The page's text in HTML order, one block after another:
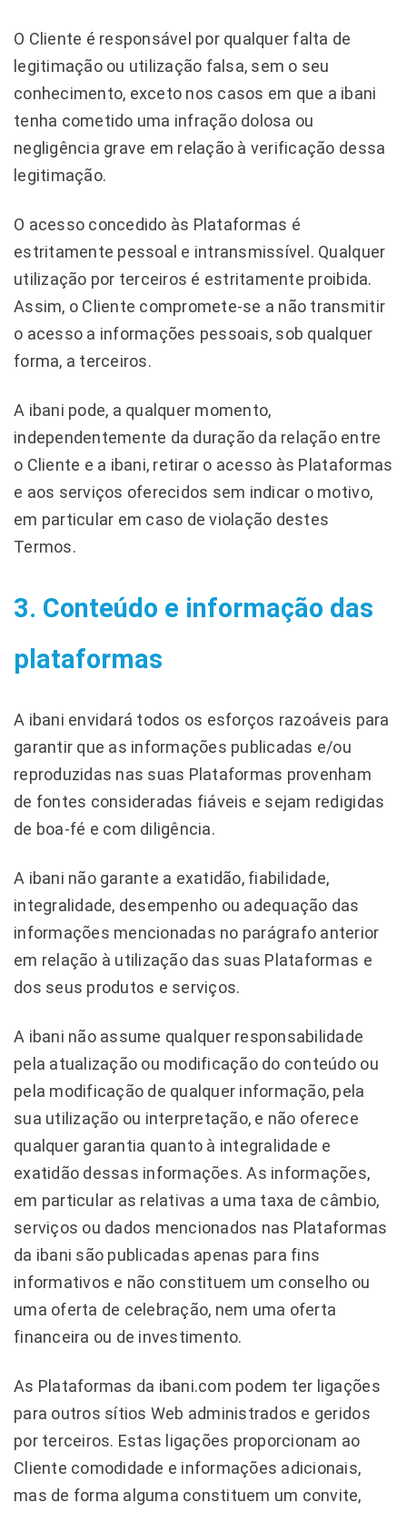
O Cliente é responsável por qualquer falta de
legitimação ou utilização falsa, sem o seu
conhecimento, exceto nos casos em que a ibani
tenha cometido uma infração dolosa ou
negligência grave em relação à verificação dessa
legitimação.
O acesso concedido às Plataformas é
estritamente pessoal e intransmissível. Qualquer
utilização por terceiros é estritamente proibida.
Assim, o Cliente compromete-se a não transmitir
o acesso a informações pessoais, sob qualquer
forma, a terceiros.
A ibani pode, a qualquer momento,
independentemente da duração da relação entre
o Cliente e a ibani, retirar o acesso às Plataformas
e aos serviços oferecidos sem indicar o motivo,
em particular em caso de violação destes
Termos.
3. Conteúdo e informação das
plataformas
A ibani envidará todos os esforços razoáveis para
garantir que as informações publicadas e/ou
reproduzidas nas suas Plataformas provenham
de fontes consideradas fiáveis e sejam redigidas
de boa-fé e com diligência.
A ibani não garante a exatidão, fiabilidade,
integralidade, desempenho ou adequação das
informações mencionadas no parágrafo anterior
em relação à utilização das suas Plataformas e
dos seus produtos e serviços.
A ibani não assume qualquer responsabilidade
pela atualização ou modificação do conteúdo ou
pela modificação de qualquer informação, pela
sua utilização ou interpretação, e não oferece
qualquer garantia quanto à integralidade e
exatidão dessas informações. As informações,
em particular as relativas a uma taxa de câmbio,
serviços ou dados mencionados nas Plataformas
da ibani são publicadas apenas para fins
informativos e não constituem um conselho ou
uma oferta de celebração, nem uma oferta
financeira ou de investimento.
As Plataformas da ibani.com podem ter ligações
para outros sítios Web administrados e geridos
por terceiros. Estas ligações proporcionam ao
Cliente comodidade e informações adicionais,
mas de forma alguma constituem um convite,